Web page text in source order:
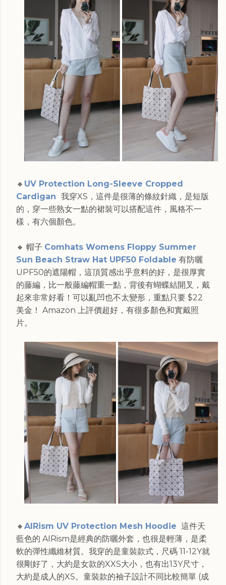
🔸 UV Protection Long-Sleeve Cropped
Cardigan 我穿XS，這件是很薄的條紋針織，是短版
的，穿一些熟女一點的裙裝可以搭配這件，風格不一
樣，有六個顏色。
🔸 帽子 Comhats Womens Floppy Summer
Sun Beach Straw Hat UPF50 Foldable 有防曬
UPF50的遮陽帽，這頂質感出乎意料的好，是很厚實
的藤編，比一般藤編帽重一點，背後有蝴蝶結開叉，戴
起來非常好看！可以亂凹也不太變形，重點只要 $22
美金！ Amazon 上評價超好，有很多顏色和實戴照
片。
🔸 AIRism UV Protection Mesh Hoodie 這件天
藍色的 AIRism是經典的防曬外套，也很是輕薄，是柔
軟的彈性纖維材質。我穿的是童裝款式，尺碼 11-12Y就
很剛好了，大約是女款的XXS大小，也有出13Y尺寸，
大約是成人的XS。童裝款的袖子設計不同比較簡單 (成